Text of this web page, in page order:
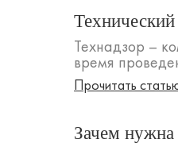
Технадзор –
время
Прочитать
Зачем нужна